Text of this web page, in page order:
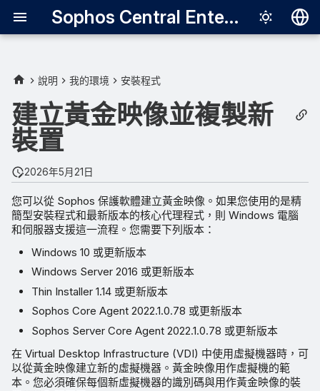
Sophos Central Enterprise
Español
Français
日本語
한국어
設定映像
將現有裝置用作黃金映像
Sophos 如何確定虛擬機器是
否爲複製品
黃金影像通知模式
執行同步後指令碼
說明 我的環境 安裝程式
建立黃金映像並複製新
裝置
2026年5月21日
您可以從 Sophos 保護軟體建立黃金映像。如果您使用的是精
簡型安裝程式和最新版本的核心代理程式，則 Windows 電腦
和伺服器支援這一流程。您需要下列版本：
Windows 10 或更新版本
Windows Server 2016 或更新版本
Thin Installer 1.14 或更新版本
Sophos Core Agent 2022.1.0.78 或更新版本
Sophos Server Core Agent 2022.1.0.78 或更新版本
在 Virtual Desktop Infrastructure (VDI) 中使用虛擬機器時，可
以從黃金映像建立新的虛擬機器。黃金映像用作虛擬機的範
本。您必須確保每個新虛擬機器的識別碼與用作黃金映像的裝